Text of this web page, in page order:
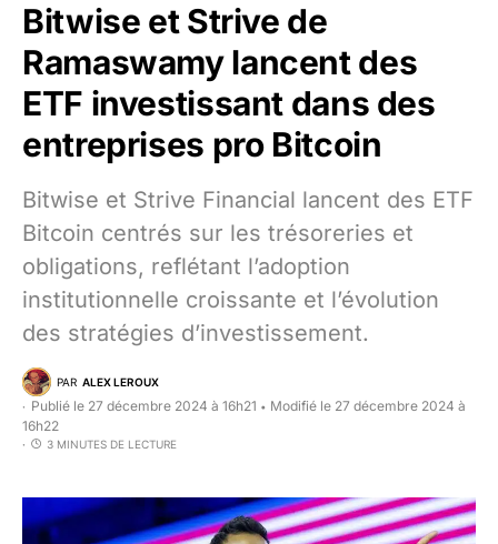
Bitwise et Strive de
Ramaswamy lancent des
ETF investissant dans des
entreprises pro Bitcoin
Bitwise et Strive Financial lancent des ETF
Bitcoin centrés sur les trésoreries et
obligations, reflétant l’adoption
institutionnelle croissante et l’évolution
des stratégies d’investissement.
PAR ALEX LEROUX
Publié le 27 décembre 2024 à 16h21 • Modifié le 27 décembre 2024 à
16h22
3 MINUTES DE LECTURE